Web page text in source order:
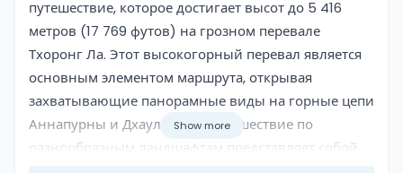
путешествие, которое достигает высот до 5 416
метров (17 769 футов) на грозном перевале
Тхоронг Ла. Этот высокогорный перевал является
основным элементом маршрута, открывая
захватывающие панорамные виды на горные цепи
Аннапурны и Дхаулагири. Путешествие по
разнообразным ландшафтам представляет собой
Show more